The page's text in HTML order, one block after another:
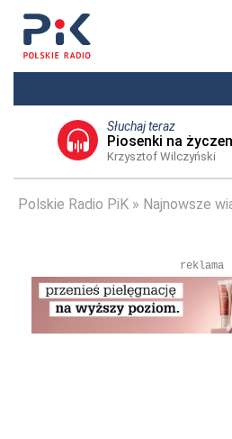
Słuchaj teraz
Piosenki na
Krzysztof Wilczyński
Polskie Radio PiK Najnowsze
reklama